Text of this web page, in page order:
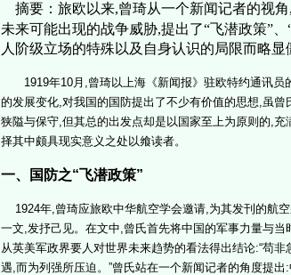
摘要：旅欧以来,曾琦从一个新闻记者的视
未来可能出现的战争威胁,提出了“飞潜政策”
人阶级立场的特殊以及自身认识的局限而略
1919年10月,曾琦以上海《新闻报》驻欧特约通讯员
的发展变化,对我国的国防提出了不少有价值的思想,虽
狭隘与保守,但其总的出发点却是以国家至上为原则的,
择其中颇具现实意义之处以飨读者。
一、国防之“飞潜政策”
1924年,曾琦应旅欧中华航空学会邀请,为其发刊的航空
一文,发抒己见。在文中,曾氏首先将中国的军事力量与
从英美军政界要人对世界未来趋势的看法得出结论:“苟
遇,而为列强所压迫。”曾氏站在一个新闻记者的角度提出: